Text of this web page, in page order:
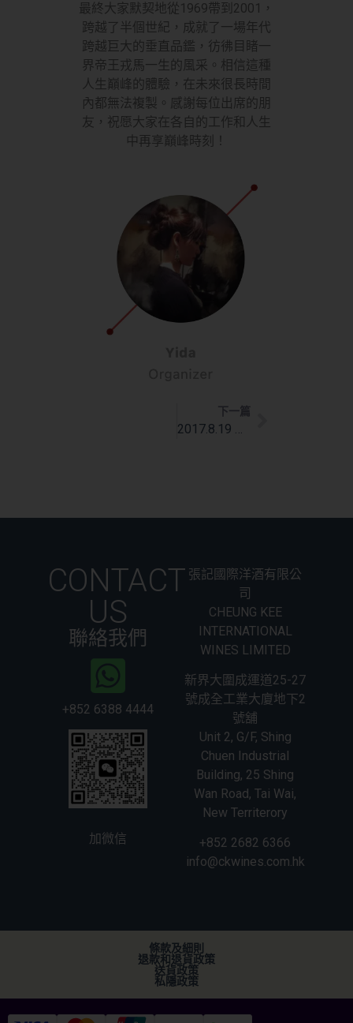
最終大家默契地從1969帶到2001，
跨越了半個世紀，成就了一場年代
跨越巨大的垂直品鑑，彷彿目睹一
界帝王戎馬一生的風采。相信這種
人生巔峰的體驗，在未來很長時間
內都無法複製。感謝每位出席的朋
友，祝愿大家在各自的工作和人生
中再享巔峰時刻！
下一篇
CONTACT
US
聯絡我們
+852 6388 4444
加微信
張記國際洋酒有限公
司
CHEUNG KEE
INTERNATIONAL
WINES LIMITED
新界大圍成運道25-27
號成全工業大廈地下2
號舖
Unit 2, G/F, Shing
Chuen Industrial
Building, 25 Shing
Wan Road, Tai Wai,
New Territerory
+852 2682 6366
info@ckwines.com.hk
條款及細則
退款和退貨政策
送貨政策
私隱政策